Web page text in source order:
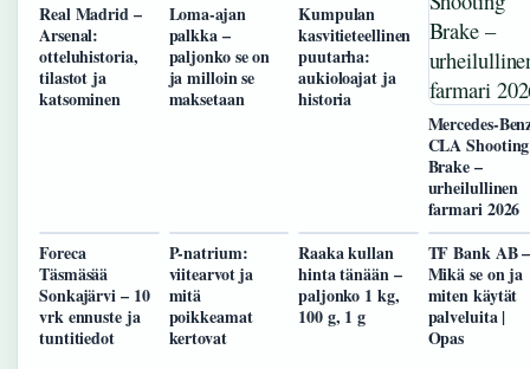
Real Madrid –
Arsenal:
otteluhistoria,
tilastot ja
katsominen
Loma-ajan
palkka –
paljonko se on
ja milloin se
maksetaan
Kumpulan
kasvitieteellinen
puutarha:
aukioloajat ja
historia
Mercedes-
CLA Shooting
Brake –
urheilullinen
farmari 2026
Foreca
Täsmäsää
Sonkajärvi – 10
vrk ennuste ja
tuntitiedot
P-natrium:
viitearvot ja
mitä
poikkeamat
kertovat
Raaka kullan
hinta tänään –
paljonko 1 kg,
100 g, 1 g
TF Bank AB –
Mikä se on ja
miten käytät
palveluita |
Opas